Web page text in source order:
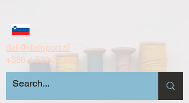
dali@dalisport.si
+386 4 530 28 50